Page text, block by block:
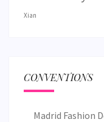
Xian
CONVENTIONS
Madrid Fashion